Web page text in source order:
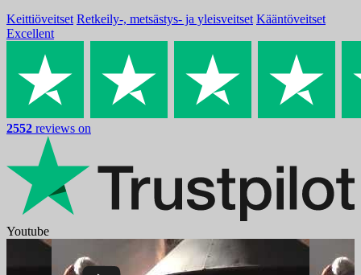
Keittiöveitset Retkeily-, metsästys- ja yleisveitset Kääntöveitset
Excellent
2552 reviews on
Youtube